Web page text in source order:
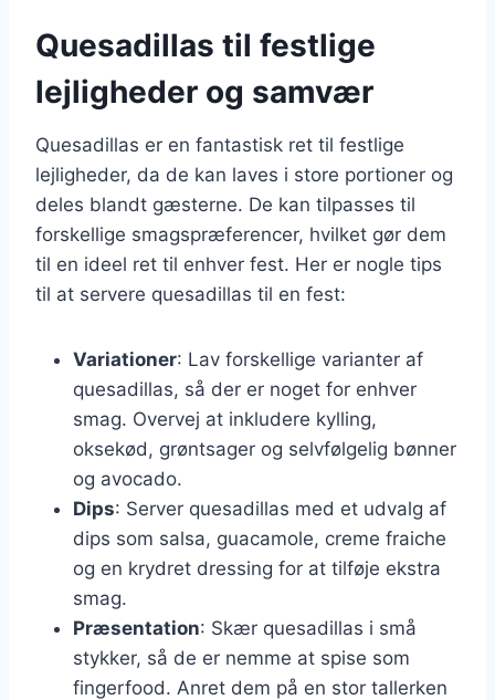
Quesadillas til festlige
lejligheder og samvær
Quesadillas er en fantastisk ret til festlige
lejligheder, da de kan laves i store portioner og
deles blandt gæsterne. De kan tilpasses til
forskellige smagspræferencer, hvilket gør dem
til en ideel ret til enhver fest. Her er nogle tips
til at servere quesadillas til en fest:
Variationer: Lav forskellige varianter af
quesadillas, så der er noget for enhver
smag. Overvej at inkludere kylling,
oksekød, grøntsager og selvfølgelig bønner
og avocado.
Dips: Server quesadillas med et udvalg af
dips som salsa, guacamole, creme fraiche
og en krydret dressing for at tilføje ekstra
smag.
Præsentation: Skær quesadillas i små
stykker, så de er nemme at spise som
fingerfood. Anret dem på en stor tallerken